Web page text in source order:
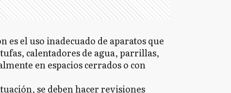
es el uso inadecuado de aparatos que
calentadores de agua, parrillas,
en espacios cerrados o con
se deben hacer revisiones